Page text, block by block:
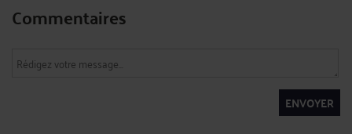
Commentaires
ENVOYER